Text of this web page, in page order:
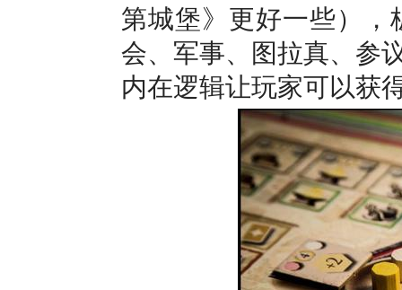
第城堡》更好一些）
会、军事、图拉真、参
内在逻辑让玩家可以获